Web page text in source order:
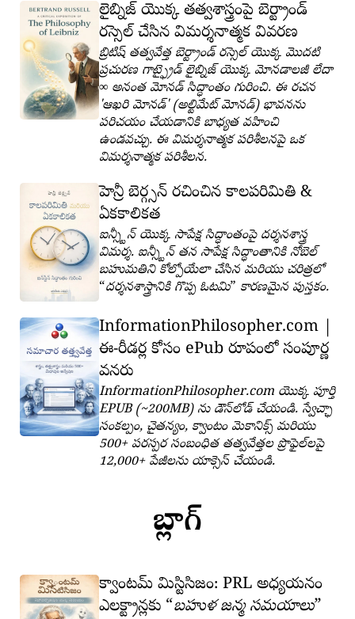
లైబ్నిజ్ యొక్క తత్వశాస్త్రంపై బెర్ట్రాండ్
రస్సెల్ చేసిన విమర్శనాత్మక వివరణ
బ్రిటిష్ తత్వవేత్త బెర్ట్రాండ్ రస్సెల్ యొక్క మొదటి
ప్రచురణ గాట్ఫ్రైడ్ లైబ్నిజ్ యొక్క మోనడాలజీ లేదా
∞ అనంత మోనడ్ సిద్ధాంతం గురించి. ఈ రచన
'ఆఖరి మోనడ్' (అల్టిమేట్ మోనడ్) భావనను
పరిచయం చేయడానికి బాధ్యత వహించి
ఉండవచ్చు. ఈ విమర్శనాత్మక పరిశీలనపై ఒక
విమర్శనాత్మక పరిశీలన.
హెన్రీ బెర్గ్సన్ రచించిన కాలపరిమితి &
ఏకకాలికత
ఐన్స్టీన్ యొక్క సాపేక్ష సిద్ధాంతంపై దర్శనశాస్త్ర
విమర్శ. ఐన్స్టీన్ తన సాపేక్ష సిద్ధాంతానికి నోబెల్
బహుమతిని కోల్పోయేలా చేసిన మరియు చరిత్రలో
దర్శనశాస్త్రానికి గొప్ప ఓటమి
కారణమైన పుస్తకం.
InformationPhilosopher.com |
ఈ-రీడర్ల కోసం ePub రూపంలో సంపూర్ణ
వనరు
InformationPhilosopher.com యొక్క పూర్తి
EPUB (~200MB) ను డౌన్‌లోడ్ చేయండి. స్వేచ్ఛా
సంకల్పం, చైతన్యం, క్వాంటం మెకానిక్స్ మరియు
500+ పరస్పర సంబంధిత తత్వవేత్తల ప్రొఫైల్‌లపై
12,000+ పేజీలను యాక్సెస్ చేయండి.
బ్లాగ్
క్వాంటమ్ మిస్టిసిజం: PRL అధ్యయనం
ఎలక్ట్రాన్లకు
బహుళ జన్మ సమయాలు